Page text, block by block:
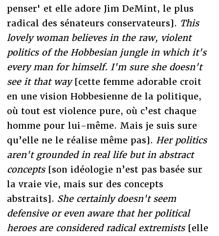
penser' et elle adore Jim DeMint, le plus
radical des sénateurs conservateurs]. This
lovely woman believes in the raw, violent
politics of the Hobbesian jungle in which it's
every man for himself. I'm sure she doesn't
see it that way[cette femme adorable croit
en une vision Hobbesienne de la politique,
où tout est violence pure, où c’est chaque
homme pour lui-même. Mais je suis sure
qu’elle ne le réalise même pas]. Her politics
aren't grounded in real life but in abstract
concepts[son idéologie n’est pas basée sur
la vraie vie, mais sur des concepts
abstraits]. She certainly doesn't seem
defensive or even aware that her political
heroes are considered radical extremists[elle